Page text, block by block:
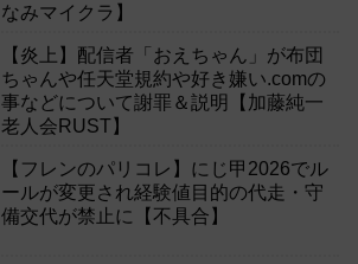
なみマイクラ】
【炎上】配信者「おえちゃん」が布団
ちゃんや任天堂規約や好き嫌い.comの
事などについて謝罪＆説明【加藤純一
老人会RUST】
【フレンのパリコレ】にじ甲2026でル
ールが変更され経験値目的の代走・守
備交代が禁止に【不具合】